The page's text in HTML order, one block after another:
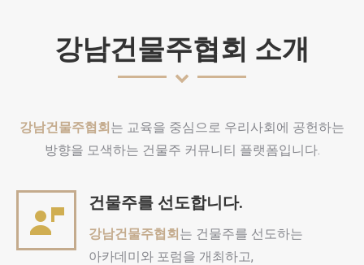
강남건물주협회 소개
강남건물주협회는 교육을 중심으로 우리사회에 공헌하는
방향을 모색하는 건물주 커뮤니티 플랫폼입니다.
건물주를 선도합니다.
강남건물주협회는 건물주를 선도하는
아카데미와 포럼을 개최하고,